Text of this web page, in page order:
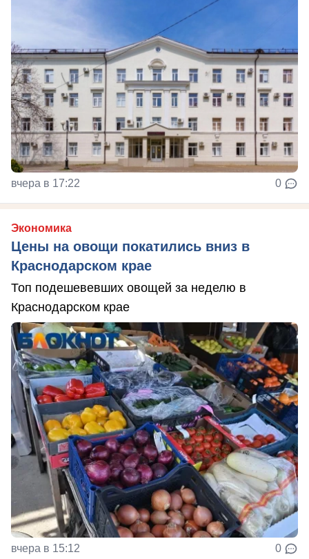
вчера в 17:22 0
Экономика
Цены на овощи покатились вниз в
Краснодарском крае
Топ подешевевших овощей за неделю в
Краснодарском крае
вчера в 15:12 0